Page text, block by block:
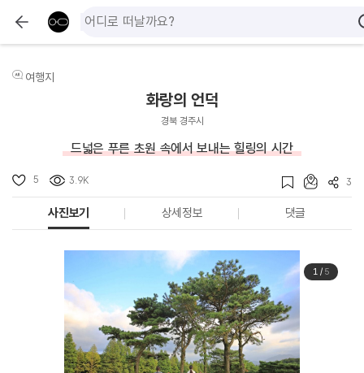
여행지
화랑의 언덕
경북 경주시
드넓은 푸른 초원 속에서 보내는 힐링의 시간
5 3.9K 3
사진보기 상세정보 댓글
1/ 5